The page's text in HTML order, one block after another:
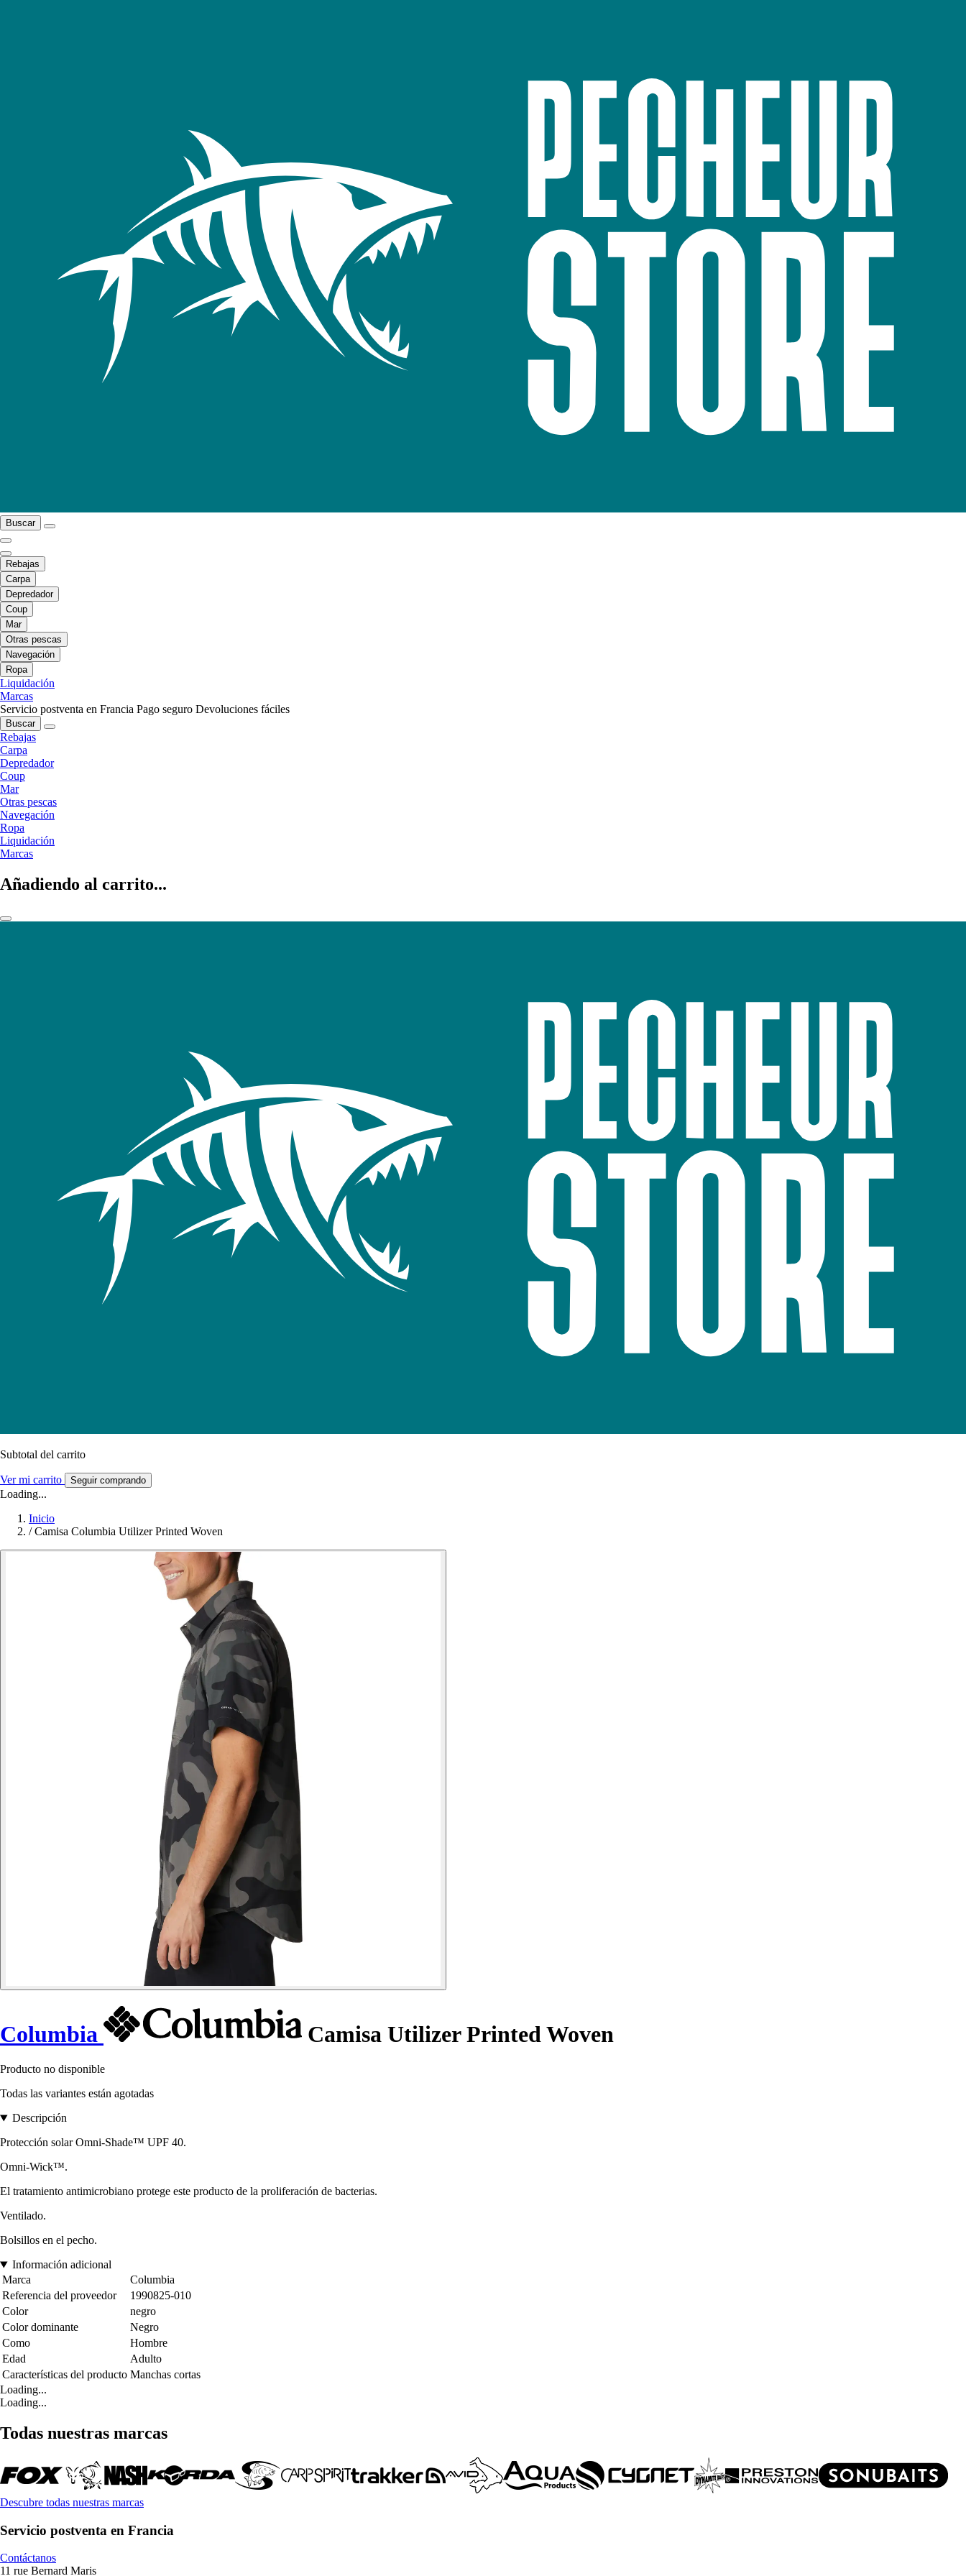
Buscar
Rebajas
Carpa
Depredador
Coup
Mar
Otras pescas
Navegación
Ropa
Liquidación
Marcas
Servicio postventa en Francia Pago seguro Devoluciones fáciles
Buscar
Rebajas
Carpa
Depredador
Coup
Mar
Otras pescas
Navegación
Ropa
Liquidación
Marcas
Añadiendo al carrito...
Subtotal del carrito
Ver mi carrito Seguir comprando
Loading...
Inicio
/ Camisa Columbia Utilizer Printed Woven
Columbia Camisa Utilizer Printed Woven
Producto no disponible
Todas las variantes están agotadas
Descripción
Protección solar Omni-Shade™ UPF 40.
Omni-Wick™.
El tratamiento antimicrobiano protege este producto de la proliferación de bacterias.
Ventilado.
Bolsillos en el pecho.
Información adicional
Marca
Columbia
Referencia del proveedor
1990825-010
Color
negro
Color dominante
Negro
Como
Hombre
Edad
Adulto
Características del producto Manchas cortas
Loading...
Loading...
Todas nuestras marcas
Descubre todas nuestras marcas
Servicio postventa en Francia
Contáctanos
11 rue Bernard Maris